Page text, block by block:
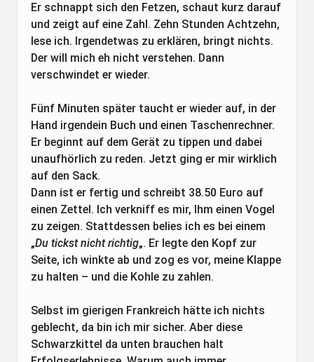
Er schnappt sich den Fetzen, schaut kurz darauf
und zeigt auf eine Zahl. Zehn Stunden Achtzehn,
lese ich. Irgendetwas zu erklären, bringt nichts.
Der will mich eh nicht verstehen. Dann
verschwindet er wieder.
Fünf Minuten später taucht er wieder auf, in der
Hand irgendein Buch und einen Taschenrechner.
Er beginnt auf dem Gerät zu tippen und dabei
unaufhörlich zu reden. Jetzt ging er mir wirklich
auf den Sack.
Dann ist er fertig und schreibt 38.50 Euro auf
einen Zettel. Ich verkniff es mir, Ihm einen Vogel
zu zeigen. Stattdessen belies ich es bei einem
„Du tickst nicht richtig„. Er legte den Kopf zur
Seite, ich winkte ab und zog es vor, meine Klappe
zu halten – und die Kohle zu zahlen.
Selbst im gierigen Frankreich hätte ich nichts
geblecht, da bin ich mir sicher. Aber diese
Schwarzkittel da unten brauchen halt